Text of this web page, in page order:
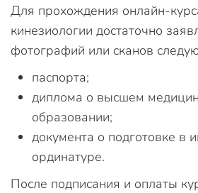
Для прохождения онлайн-
кинезиологии достаточно
фотографий или сканов
паспорта;
диплома о высшем
образовании;
документа о подготовке в
ординатуре.
После подписания и оплаты